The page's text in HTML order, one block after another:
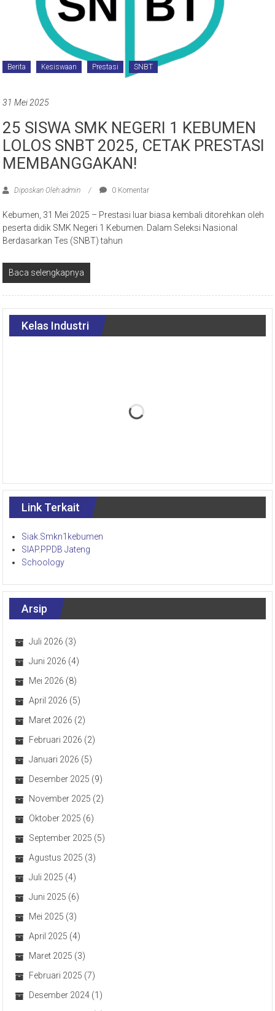
Berita Kesiswaan Prestasi SNBT
31 Mei 2025
25 SISWA SMK NEGERI 1 KEBUMEN
LOLOS SNBT 2025, CETAK PRESTASI
MEMBANGGAKAN!
Diposkan Oleh:admin 0 Komentar
Kebumen, 31 Mei 2025 – Prestasi luar biasa kembali ditorehkan oleh
peserta didik SMK Negeri 1 Kebumen. Dalam Seleksi Nasional
Berdasarkan Tes (SNBT) tahun
Baca selengkapnya
Kelas Industri
Link Terkait
Siak.Smkn1kebumen
SIAP.PPDB Jateng
Schoology
Arsip
Juli 2026 (3)
Juni 2026 (4)
Mei 2026 (8)
April 2026 (5)
Maret 2026 (2)
Februari 2026 (2)
Januari 2026 (5)
Desember 2025 (9)
November 2025 (2)
Oktober 2025 (6)
September 2025 (5)
Agustus 2025 (3)
Juli 2025 (4)
Juni 2025 (6)
Mei 2025 (3)
April 2025 (4)
Maret 2025 (3)
Februari 2025 (7)
Desember 2024 (1)